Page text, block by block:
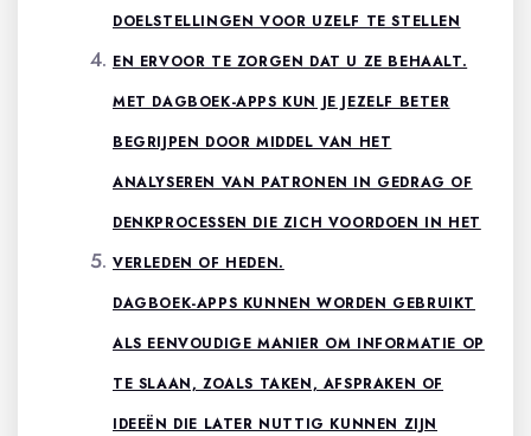
DOELSTELLINGEN VOOR UZELF TE STELLEN
EN ERVOOR TE ZORGEN DAT U ZE BEHAALT.
MET DAGBOEK-APPS KUN JE JEZELF BETER
BEGRIJPEN DOOR MIDDEL VAN HET
ANALYSEREN VAN PATRONEN IN GEDRAG OF
DENKPROCESSEN DIE ZICH VOORDOEN IN HET
VERLEDEN OF HEDEN.
DAGBOEK-APPS KUNNEN WORDEN GEBRUIKT
ALS EENVOUDIGE MANIER OM INFORMATIE OP
TE SLAAN, ZOALS TAKEN, AFSPRAKEN OF
IDEEËN DIE LATER NUTTIG KUNNEN ZIJN